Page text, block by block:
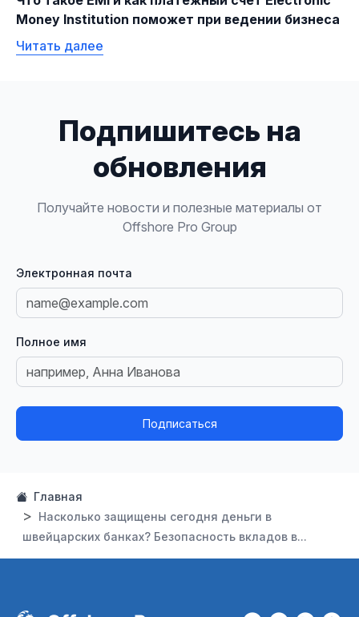
Money Institution поможет при ведении бизнеса
Читать далее
Подпишитесь на
обновления
Получайте новости и полезные материалы от
Offshore Pro Group
Электронная почта
Полное имя
Подписаться
Главная
Насколько защищены сегодня деньги в
швейцарских банках? Безопасность вкладов в...